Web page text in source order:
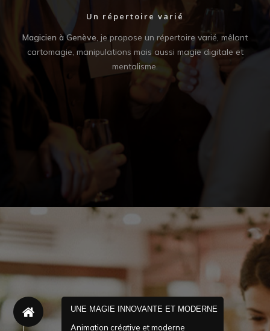
Un répertoire varié
Magicien à Genève, je propose un répertoire varié, mêlant
cartomagie, manipulations mais aussi magie digitale et
mentalisme.
UNE MAGIE INNOVANTE ET MODERNE
Animation créative et moderne